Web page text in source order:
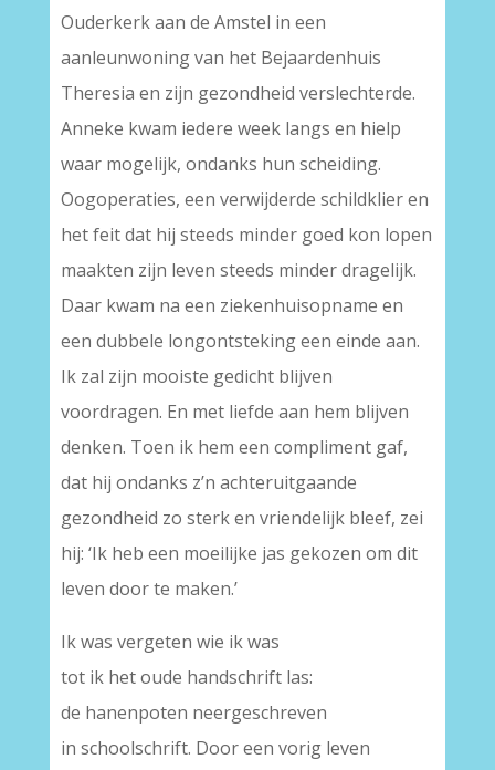
Ouderkerk aan de Amstel in een
aanleunwoning van het Bejaardenhuis
Theresia en zijn gezondheid verslechterde.
Anneke kwam iedere week langs en hielp
waar mogelijk, ondanks hun scheiding.
Oogoperaties, een verwijderde schildklier en
het feit dat hij steeds minder goed kon lopen
maakten zijn leven steeds minder dragelijk.
Daar kwam na een ziekenhuisopname en
een dubbele longontsteking een einde aan.
Ik zal zijn mooiste gedicht blijven
voordragen. En met liefde aan hem blijven
denken. Toen ik hem een compliment gaf,
dat hij ondanks z’n achteruitgaande
gezondheid zo sterk en vriendelijk bleef, zei
hij: ‘Ik heb een moeilijke jas gekozen om dit
leven door te maken.’
Ik was vergeten wie ik was
tot ik het oude handschrift las:
de hanenpoten neergeschreven
in schoolschrift. Door een vorig leven